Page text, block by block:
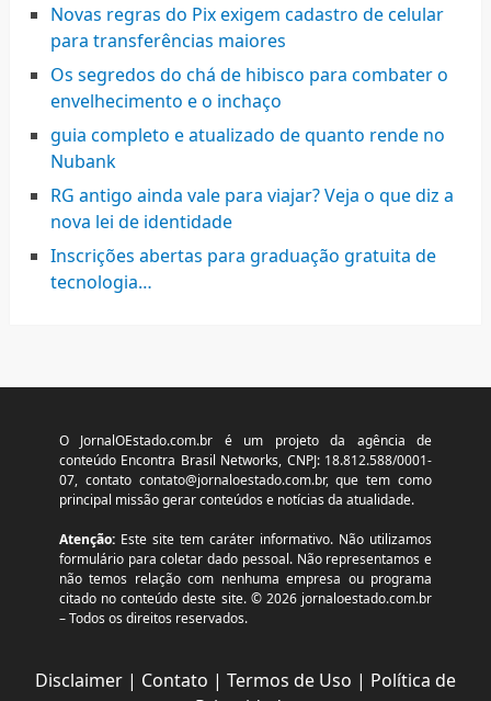
Novas regras do Pix exigem cadastro de celular
para transferências maiores
Os segredos do chá de hibisco para combater o
envelhecimento e o inchaço
guia completo e atualizado de quanto rende no
Nubank
RG antigo ainda vale para viajar? Veja o que diz a
nova lei de identidade
Inscrições abertas para graduação gratuita de
tecnologia…
O JornalOEstado.com.br é um projeto da agência de
conteúdo Encontra Brasil Networks, CNPJ: 18.812.588/0001-
07, contato contato@jornaloestado.com.br, que tem como
principal missão gerar conteúdos e notícias da atualidade.
Atenção:Este site tem caráter informativo. Não utilizamos
formulário para coletar dado pessoal. Não representamos e
não temos relação com nenhuma empresa ou programa
citado no conteúdo deste site. © 2026 jornaloestado.com.br
– Todos os direitos reservados.
Disclaimer| Contato | Termos de Uso | Política de